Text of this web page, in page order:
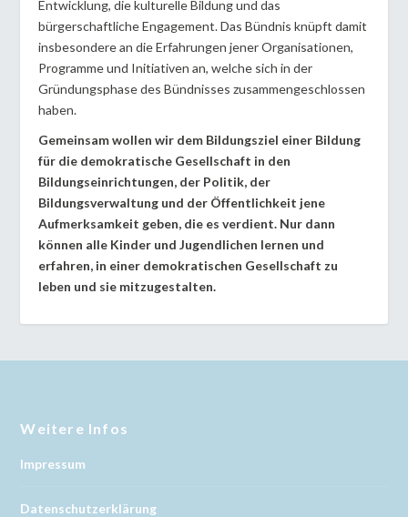
Entwicklung, die kulturelle Bildung und das
bürgerschaftliche Engagement. Das Bündnis knüpft damit
insbesondere an die Erfahrungen jener Organisationen,
Programme und Initiativen an, welche sich in der
Gründungsphase des Bündnisses zusammengeschlossen
haben.
Gemeinsam wollen wir dem Bildungsziel einer Bildung
für die demokratische Gesellschaft in den
Bildungseinrichtungen, der Politik, der
Bildungsverwaltung und der Öffentlichkeit jene
Aufmerksamkeit geben, die es verdient. Nur dann
können alle Kinder und Jugendlichen lernen und
erfahren, in einer demokratischen Gesellschaft zu
leben und sie mitzugestalten.
Weitere Infos
Impressum
Datenschutzerklärung